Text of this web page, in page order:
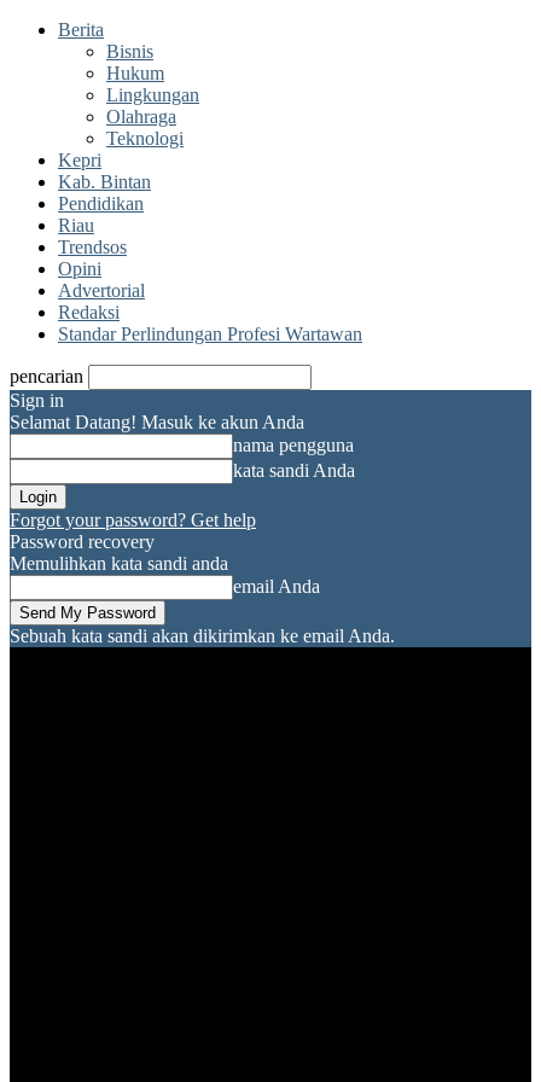
Berita
Bisnis
Hukum
Lingkungan
Olahraga
Teknologi
Kepri
Kab. Bintan
Pendidikan
Riau
Trendsos
Opini
Advertorial
Redaksi
Standar Perlindungan Profesi Wartawan
pencarian
Sign in
Selamat Datang! Masuk ke akun Anda
nama pengguna
kata sandi Anda
Forgot your password? Get help
Password recovery
Memulihkan kata sandi anda
email Anda
Sebuah kata sandi akan dikirimkan ke email Anda.